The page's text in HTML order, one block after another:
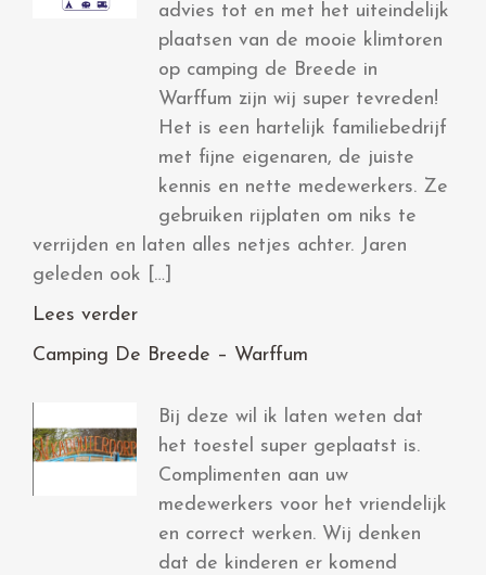
advies tot en met het uiteindelijk
plaatsen van de mooie klimtoren
op camping de Breede in
Warffum zijn wij super tevreden!
Het is een hartelijk familiebedrijf
met fijne eigenaren, de juiste
kennis en nette medewerkers. Ze
gebruiken rijplaten om niks te
verrijden en laten alles netjes achter. Jaren
geleden ook […]
Lees verder
Camping De Breede – Warffum
Bij deze wil ik laten weten dat
het toestel super geplaatst is.
Complimenten aan uw
medewerkers voor het vriendelijk
en correct werken. Wij denken
dat de kinderen er komend